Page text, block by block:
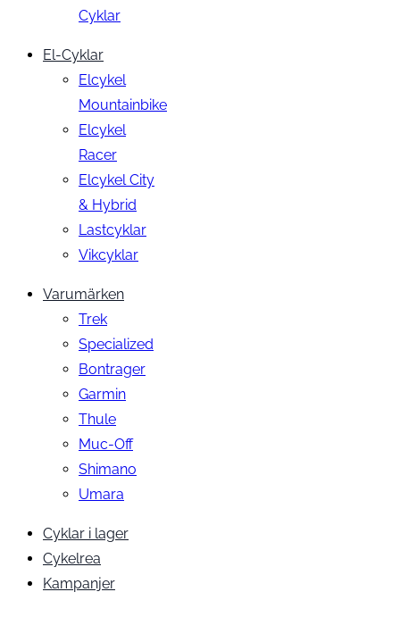
Cyklar
El-Cyklar
Elcykel
Mountainbike
Elcykel
Racer
Elcykel City
& Hybrid
Lastcyklar
Vikcyklar
Varumärken
Trek
Specialized
Bontrager
Garmin
Thule
Muc-Off
Shimano
Umara
Cyklar i lager
Cykelrea
Kampanjer